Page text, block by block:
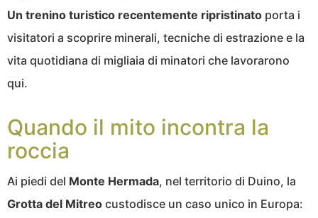
Un trenino turistico recentemente ripristinato porta i
visitatori a scoprire minerali, tecniche di estrazione e la
vita quotidiana di migliaia di minatori che lavorarono
qui.
Quando il mito incontra la
roccia
Ai piedi del Monte Hermada, nel territorio di Duino, la
Grotta del Mitreo custodisce un caso unico in Europa: